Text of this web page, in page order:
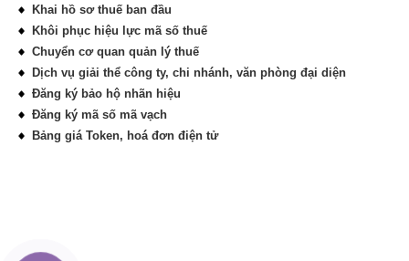
Khai hồ sơ thuế ban đầu
Khôi phục hiệu lực mã số thuế
Chuyển cơ quan quản lý thuế
Dịch vụ giải thể công ty, chi nhánh, văn phòng đại diện
Đăng ký bảo hộ nhãn hiệu
Đăng ký mã số mã vạch
Bảng giá Token, hoá đơn điện tử